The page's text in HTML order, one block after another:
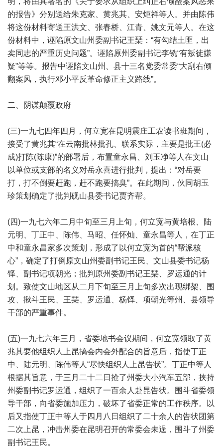
的报告》分别送给朱克家、黄兆其、安炬祥等人。并由陈伟
将这份材料寄送王洪文、张春桥、江青、姚文元等人。在这
份材料中，诬陷原文山州委副书记王琹：“有勾结土匪，出
卖同志的严重历史问题”。诬陷原州委副书记李铣“有叛徒嫌
疑”等等。报告中诬陷文山州、县十三名党委常委“大刮右倾
翻案风，执行邓小平反革命修正主义路线”。
二、阴谋颠覆政府
(三)一九七四年四月，何立宽在昆明震庄工农读书班期间，
接受了黄兆其“在云南批林批孔、联系实际，主要是批王(必
成)打陈(陈康)”的部署后，布置童永昌、刘玉净等人在文山
以单位或支部的名义对岳永喜进行批判，提出：“对岳要
打，打不倒要赶跑，赶不跑要搞臭”。在此期间，伙同胡玉
珍策划确定了批判砚山县委书记贾齐帮。
(四)一九七六年二月中旬至三月上旬，何立宽与黄培根、陆
元明、丁正中、陈伟、马昭、任怀灿、童永昌等人，在丁正
中和童永昌家多次策划，形成了以何立宽为首的“帮派核
心”，确定了打倒原文山州委副书记王民、文山县委书记杨
铎、副书记项朝光；批判原州委副书记王琹、罗运通的计
划。致使文山地区从二月下旬至三月上旬多次出现绑架、围
攻、揪斗王民、王琹、罗运通、杨铎、项朝光等州、县领导
干部的严重事件。
(五)一九七六年三月，省委地书会议期间，何立宽领取了黄
兆其要他组织人上昆搞会内会外配合的旨意后，指使丁正
中、陆元明、陈伟等人“尽快组织人上昆告状”。丁正中等人
根据其旨意，于三月二十二日抢了州委大小汽车五部，挟持
州委副书记罗运通，组织了一百余人赴昆告状。围斗省委领
导干部，向省委施加压力，破坏了省委正常的工作秩序。以
后又指使丁正中等人于四月八日组织了二十余人的告状团第
二次上昆，冲击州委在昆明召开的常委会未逞，围斗了州委
副书记王民。